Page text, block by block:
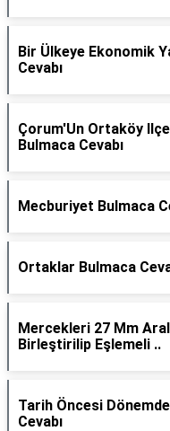
Bir Ülkeye Ekonomik
Cevabı
Çorum'Un Ortaköy
Bulmaca Cevabı
Mecburiyet Bulmaca
Ortaklar Bulmaca
Mercekleri 27 Mm
Birleştirilip Eşlemeli ..
Tarih Öncesi
Cevabı